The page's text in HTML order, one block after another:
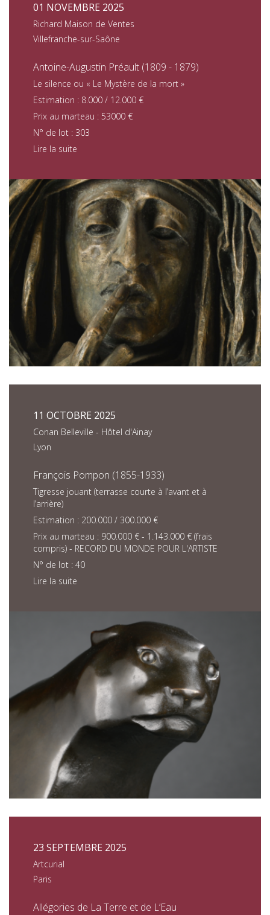
01 NOVEMBRE 2025
Richard Maison de Ventes
Villefranche-sur-Saône
Antoine-Augustin Préault (1809 - 1879)
Le silence ou « Le Mystère de la mort »
Estimation : 8.000 / 12.000 €
Prix au marteau : 53000 €
N° de lot : 303
Lire la suite
11 OCTOBRE 2025
Conan Belleville - Hôtel d'Ainay
Lyon
François Pompon (1855-1933)
Tigresse jouant (terrasse courte à l’avant et à
l’arrière)
Estimation : 200.000 / 300.000 €
Prix au marteau : 900.000 € - 1.143.000 € (frais
compris) - RECORD DU MONDE POUR L'ARTISTE
N° de lot : 40
Lire la suite
23 SEPTEMBRE 2025
Artcurial
Paris
Allégories de La Terre et de L’Eau